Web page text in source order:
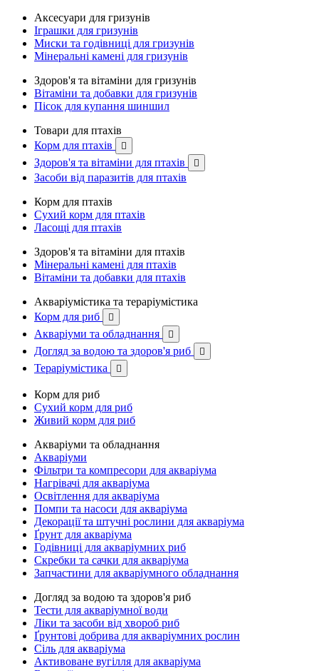
Аксесуари для гризунів
Іграшки для гризунів
Миски та годівниці для гризунів
Мінеральні камені для гризунів
Здоров'я та вітаміни для гризунів
Вітаміни та добавки для гризунів
Пісок для купання шиншил
Товари для птахів
Корм для птахів

Здоров'я та вітаміни для птахів 
Засоби від паразитів для птахів
Корм для птахів
Сухий корм для птахів
Ласощі для птахів
Здоров'я та вітаміни для птахів
Мінеральні камені для птахів
Вітаміни та добавки для птахів
Акваріумістика та тераріумістика
Корм для риб

Акваріуми та обладнання 
Догляд за водою та здоров'я риб 
Тераріумістика 
Корм для риб
Сухий корм для риб
Живий корм для риб
Акваріуми та обладнання
Акваріуми
Фільтри та компресори для акваріума
Нагрівачі для акваріума
Освітлення для акваріума
Помпи та насоси для акваріума
Декорації та штучні рослини для акваріума
Ґрунт для акваріума
Годівниці для акваріумних риб
Скребки та сачки для акваріума
Запчастини для акваріумного обладнання
Догляд за водою та здоров'я риб
Тести для акваріумної води
Ліки та засоби від хвороб риб
Ґрунтові добрива для акваріумних рослин
Сіль для акваріума
Активоване вугілля для акваріума